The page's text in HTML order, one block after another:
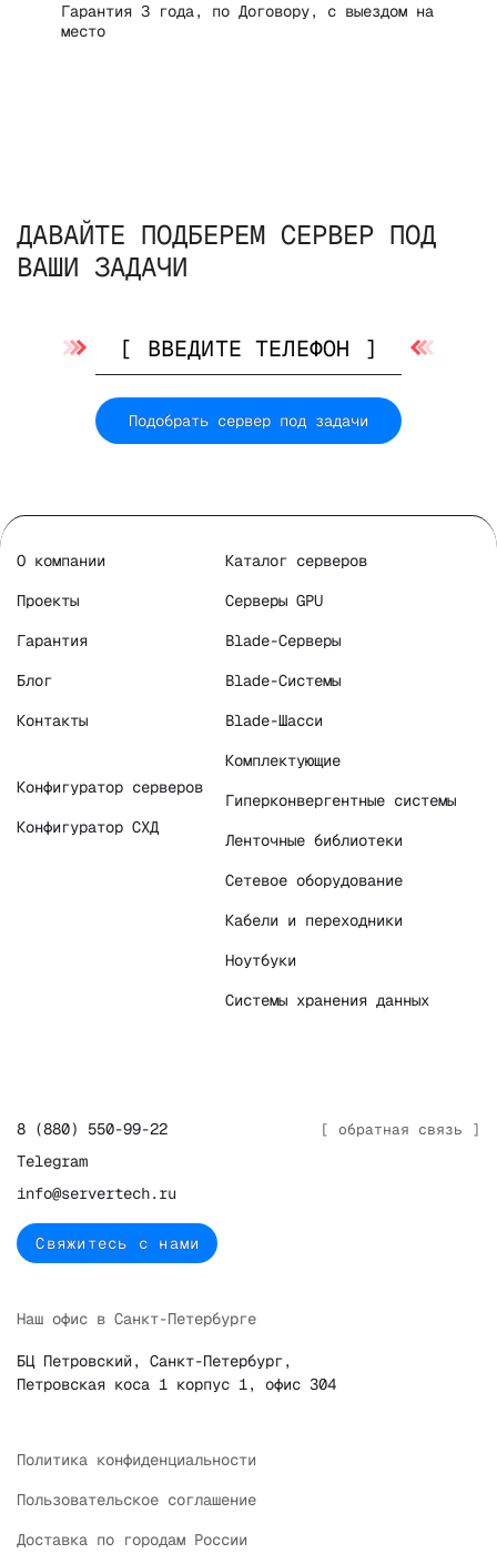
Гарантия 3 года, по Договору, с выездом на
место
ДАВАЙТЕ ПОДБЕРЕМ СЕРВЕР ПОД
ВАШИ ЗАДАЧИ
Подобрать сервер под задачи
О компании
Проекты
Гарантия
Блог
Контакты
Конфигуратор серверов
Конфигуратор СХД
Каталог серверов
Серверы GPU
Blade-Серверы
Blade-Системы
Blade-Шасси
Комплектующие
Гиперконвергентные системы
Ленточные библиотеки
Сетевое оборудование
Кабели и переходники
Ноутбуки
Системы хранения данных
[ обратная связь ]
8 (880) 550-99-22
Telegram
info@servertech.ru
Свяжитесь с нами
Наш офис в Санкт-Петербурге
БЦ Петровский, Санкт-Петербург,
Петровская коса 1 корпус 1, офис 304
Политика конфиденциальности
Пользовательское соглашение
Доставка по городам России